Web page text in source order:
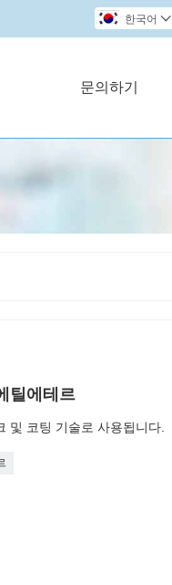
한국어 
문의하기
틸에테르
및 코팅 기술로 사용됩니다.